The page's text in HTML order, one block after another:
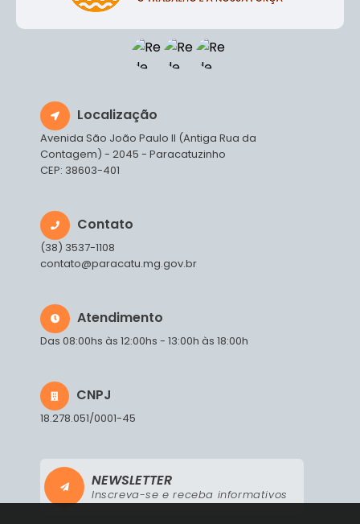
Localização
Avenida São João Paulo II (Antiga Rua da
Contagem) - 2045 - Paracatuzinho
CEP: 38603-401
Contato
(38) 3537-1108
contato@paracatu.mg.gov.br
Atendimento
Das 08:00hs às 12:00hs - 13:00h às 18:00h
CNPJ
18.278.051/0001-45
NEWSLETTER
Inscreva-se e receba informativos